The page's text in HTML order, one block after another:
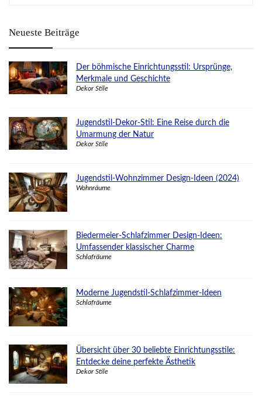
Neueste Beiträge
Der böhmische Einrichtungsstil: Ursprünge,
Merkmale und Geschichte
Dekor Stile
Jugendstil-Dekor-Stil: Eine Reise durch die
Umarmung der Natur
Dekor Stile
Jugendstil-Wohnzimmer Design-Ideen (2024)
Wohnräume
Biedermeier-Schlafzimmer Design-Ideen:
Umfassender klassischer Charme
Schlafräume
Moderne Jugendstil-Schlafzimmer-Ideen
Schlafräume
Übersicht über 30 beliebte Einrichtungsstile:
Entdecke deine perfekte Ästhetik
Dekor Stile